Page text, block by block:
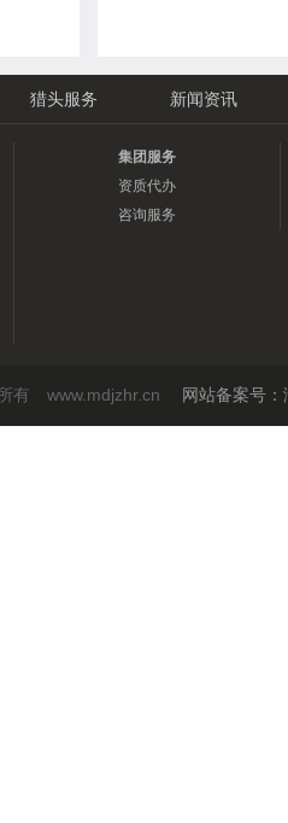
猎头服务 新闻资讯
集团服务
资质代办
咨询服务
所有 www.mdjzhr.cn 网站备案号